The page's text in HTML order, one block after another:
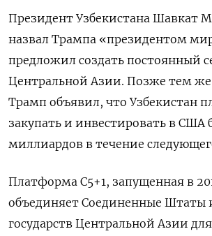
Президент Узбекистана Шавкат
назвал Трампа «президентом
предложил создать постоянный
Центральной Азии. Позже тем
Трамп объявил, что Узбекистан
закупать и инвестировать в США
миллиардов в течение
Платформа C5+1, запущенная в
объединяет Соединенные Штаты
государств Центральной Азии